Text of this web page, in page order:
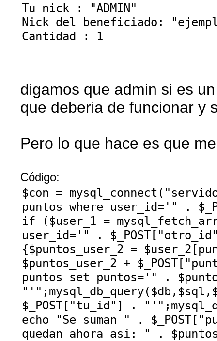
Tu nick : "ADMIN"
Nick del beneficiado:
Cantidad : 1
digamos que admin si es
que deberia de funcionar y
Pero lo que hace es que
Código:
$con =
puntos where user_id='" .
if ($user_1 =
user_id='" .
{$puntos_user_2 =
$puntos_user_2 +
puntos set puntos='" .
$_POST["tu_id"] .
echo "Se suman " .
quedan ahora asi: " .